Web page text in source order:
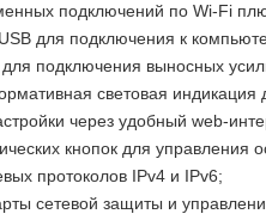
подключений по Wi-Fi
для подключения к
для подключения выносных
световая индикация
через удобный web-
кнопок для
протоколов IPv4 и IPv6;
сетевой защиты и